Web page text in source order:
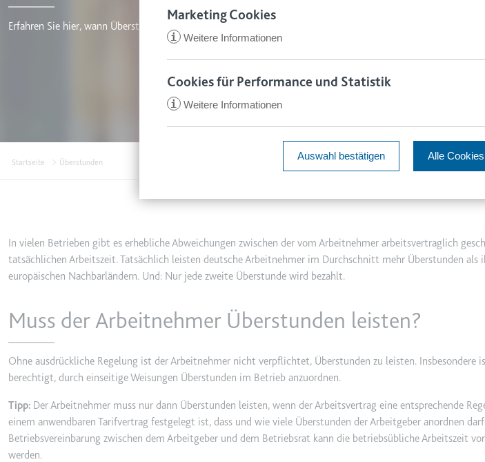
CookieConsent
Anbieter:
app.smartlaw.de
www.smartlaw.de
Zweck:
Speichert den Zustimmungsstatus des Benutzers
HTTP-Cookie
Marketing Cookies
i Weitere Informationen
ccm/collect
google.com
_ga
Anbieter:
smartlaw.de
Wird verwendet, um Daten zu Google Analytics
senden. Erfasst den Besucher über Geräte und
Typ:
HTTP-Cookie
_ga_#
Anbieter:
smartlaw.de
Wird verwendet, um Daten zu Google Analytics
Cookies für Performance und Statistik
i Weitere Informationen
Versucht, die Benutzerbandbreite auf Seiten mit
Ablauf:
180 Tage
Typ:
HTTP-Cookie
YSC
Zweck:
Registriert eine eindeutige ID, um Statistiken der
behalten.
Ablauf:
Sitzung
Typ:
HTTP-Cookie
Auswahl bestätigen Alle
Erfahren Sie hier, wann Überstunden geleistet und vergütet werden müssen.
Startseite Überstunden
In vielen Betrieben gibt es erhebliche Abweichungen zwischen der vom Arbeitnehmer arbeitsvertraglich
tatsächlichen Arbeitszeit. Tatsächlich leisten deutsche Arbeitnehmer im Durchschnitt mehr Überstunden als
europäischen Nachbarländern. Und: Nur jede zweite Überstunde wird bezahlt.
Muss der Arbeitnehmer Überstunden leisten?
Ohne ausdrückliche Regelung ist der Arbeitnehmer nicht verpflichtet, Überstunden zu leisten. Insbesondere
berechtigt, durch einseitige Weisungen Überstunden im Betrieb anzuordnen.
Tipp: Der Arbeitnehmer muss nur dann Überstunden leisten, wenn der Arbeitsvertrag eine entsprechende
einem anwendbaren Tarifvertrag festgelegt ist, dass und wie viele Überstunden der Arbeitgeber anordnen
Betriebsvereinbarung zwischen dem Arbeitgeber und dem Betriebsrat kann die betriebsübliche Arbeitszeit
werden.